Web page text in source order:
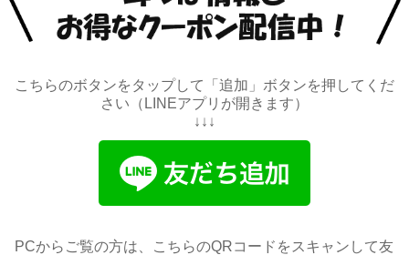
こちらのボタンをタップして「追加」ボタンを押してくだ
さい（LINEアプリが開きます）
↓↓↓
PCからご覧の方は、こちらのQRコードをスキャンして友